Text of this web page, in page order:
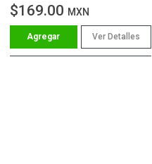
$169.00 MXN
Ver Detalles